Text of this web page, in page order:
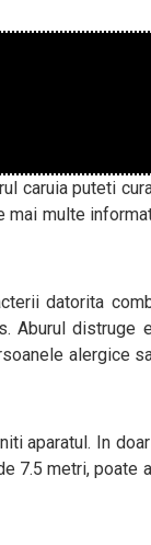
caruia puteti
mai multe
datorita
Aburul distruge
alergice
aparatul. In
7.5 metri, poate